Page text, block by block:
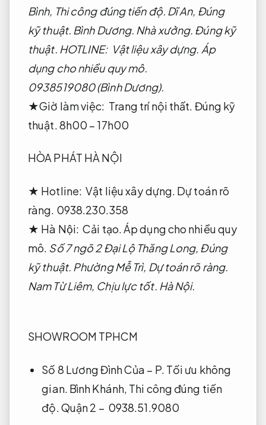
Bình, Thi công đúng tiến độ. Dĩ An, Đúng
kỹ thuật. Bình Dương. Nhà xưởng. Đúng kỹ
thuật. HOTLINE: Vật liệu xây dựng. Áp
dụng cho nhiều quy mô.
0938519080 (Bình Dương).
★Giờ làm việc: Trang trí nội thất. Đúng kỹ
thuật.8h00 – 17h00
HÒA PHÁT HÀ NỘI
★ Hotline:Vật liệu xây dựng. Dự toán rõ
ràng. 0938.230.358
★ Hà Nội:Cải tạo.Áp dụng cho nhiều quy
mô. Số 7 ngõ 2 Đại Lộ Thăng Long, Đúng
kỹ thuật. Phường Mễ Trì, Dự toán rõ ràng.
Nam Từ Liêm, Chịu lực tốt. Hà Nội.
SHOWROOM TPHCM
Số 8 Lương Đình Của – P. Tối ưu không
gian. Bình Khánh, Thi công đúng tiến
độ.Quận 2 – 0938.51.9080